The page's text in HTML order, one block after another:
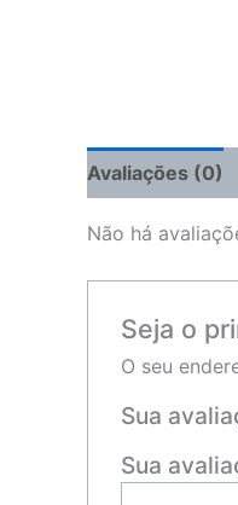
Avaliações (0)
Não há
Seja o
O seu
Sua
Sua